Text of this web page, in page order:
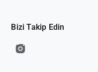
Bizi Takip Edin